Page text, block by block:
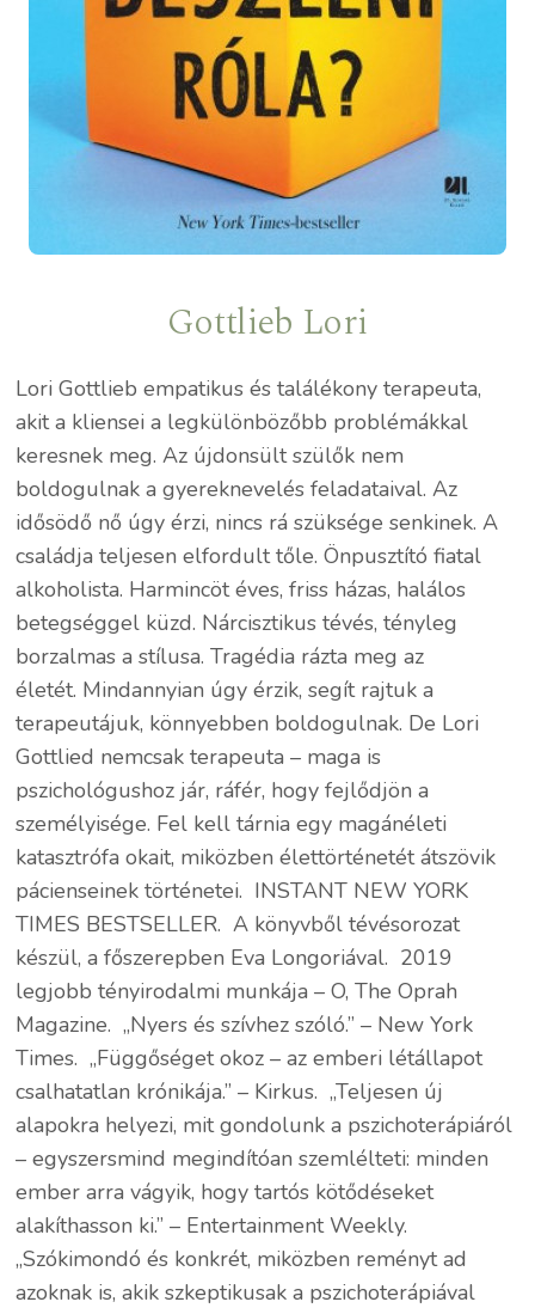
Gottlieb Lori
Lori Gottlieb empatikus és találékony terapeuta,
akit a kliensei a legkülönbözőbb problémákkal
keresnek meg. Az újdonsült szülők nem
boldogulnak a gyereknevelés feladataival. Az
idősödő nő úgy érzi, nincs rá szüksége senkinek. A
családja teljesen elfordult tőle. Önpusztító fiatal
alkoholista. Harmincöt éves, friss házas, halálos
betegséggel küzd. Nárcisztikus tévés, tényleg
borzalmas a stílusa. Tragédia rázta meg az
életét. Mindannyian úgy érzik, segít rajtuk a
terapeutájuk, könnyebben boldogulnak. De Lori
Gottlied nemcsak terapeuta – maga is
pszichológushoz jár, ráfér, hogy fejlődjön a
személyisége. Fel kell tárnia egy magánéleti
katasztrófa okait, miközben élettörténetét átszövik
pácienseinek történetei. INSTANT NEW YORK
TIMES BESTSELLER. A könyvből tévésorozat
készül, a főszerepben Eva Longoriával. 2019
legjobb tényirodalmi munkája – O, The Oprah
Magazine. „Nyers és szívhez szóló.” – New York
Times. „Függőséget okoz – az emberi létállapot
csalhatatlan krónikája.” – Kirkus. „Teljesen új
alapokra helyezi, mit gondolunk a pszichoterápiáról
– egyszersmind megindítóan szemlélteti: minden
ember arra vágyik, hogy tartós kötődéseket
alakíthasson ki.” – Entertainment Weekly.
„Szókimondó és konkrét, miközben reményt ad
azoknak is, akik szkeptikusak a pszichoterápiával